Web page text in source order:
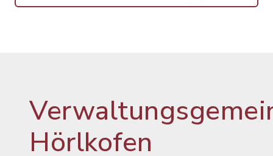
Hörlkofen